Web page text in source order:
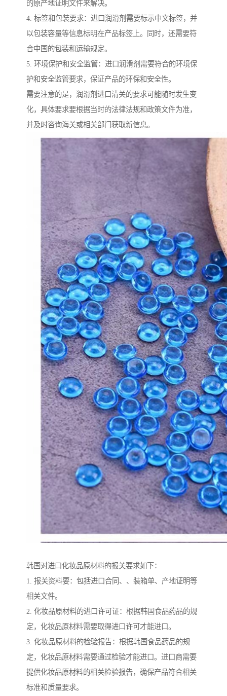
的原产地证明文件来解决。
4. 标签和包装要求：进口润滑剂需要标示中文标签，并
以包装容量等信息标明在产品标签上。同时，还需要符
合中国的包装和运输规定。
5. 环境保护和安全监管：进口润滑剂需要符合的环境保
护和安全监管要求，保证产品的环保和安全性。
需要注意的是，润滑剂进口清关的要求可能随时发生变
化，具体要求要根据当时的法律法规和政策文件为准，
并及时咨询海关或相关部门获取新信息。
韩国对进口化妆品原材料的报关要求如下：
1. 报关资料要：包括进口合同、、装箱单、产地证明等
相关文件。
2. 化妆品原材料的进口许可证：根据韩国食品药品的规
定，化妆品原材料需要取得进口许可才能进口。
3. 化妆品原材料的检验报告：根据韩国食品药品的规
定，化妆品原材料需要通过检验才能进口。进口商需要
提供化妆品原材料的相关检验报告，确保产品符合相关
标准和质量要求。